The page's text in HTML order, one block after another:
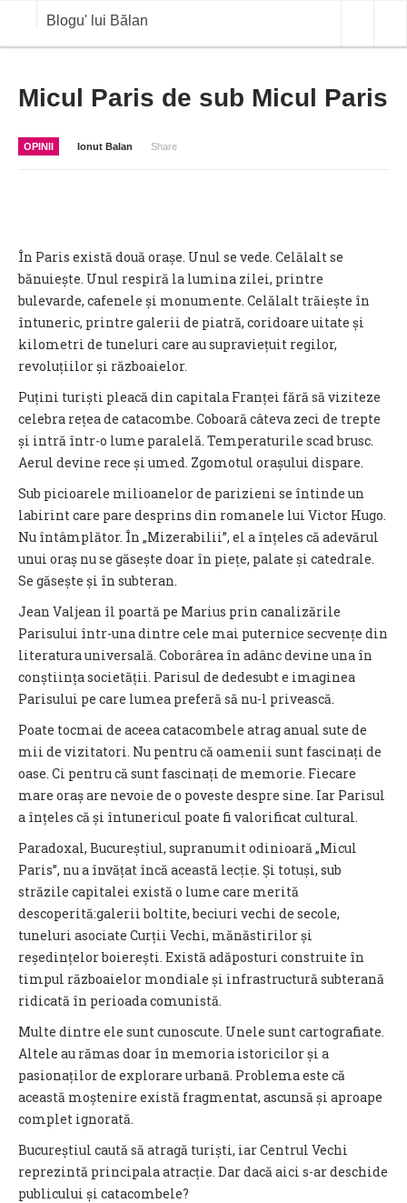
Blogu' lui Bălan
OPINII
COTATII BVB
Micul Paris de sub Micul Paris
OPINII Ionut Balan Share
În Paris există două orașe. Unul se vede. Celălalt se
bănuiește. Unul respiră la lumina zilei, printre
bulevarde, cafenele și monumente. Celălalt trăiește în
întuneric, printre galerii de piatră, coridoare uitate și
kilometri de tuneluri care au supraviețuit regilor,
revoluțiilor și războaielor.
Puțini turiști pleacă din capitala Franței fără să viziteze
celebra rețea de catacombe. Coboară câteva zeci de trepte
și intră într-o lume paralelă. Temperaturile scad brusc.
Aerul devine rece și umed. Zgomotul orașului dispare.
Sub picioarele milioanelor de parizieni se întinde un
labirint care pare desprins din romanele lui Victor Hugo.
Nu întâmplător. În „Mizerabilii”, el a înțeles că adevărul
unui oraș nu se găsește doar în piețe, palate și catedrale.
Se găsește și în subteran.
Jean Valjean îl poartă pe Marius prin canalizările
Parisului într-una dintre cele mai puternice secvențe din
literatura universală. Coborârea în adânc devine una în
conștiința societății. Parisul de dedesubt e imaginea
Parisului pe care lumea preferă să nu-l privească.
Poate tocmai de aceea catacombele atrag anual sute de
mii de vizitatori. Nu pentru că oamenii sunt fascinați de
oase. Ci pentru că sunt fascinați de memorie. Fiecare
mare oraș are nevoie de o poveste despre sine. Iar Parisul
a înțeles că și întunericul poate fi valorificat cultural.
Paradoxal, Bucureștiul, supranumit odinioară „Micul
Paris”, nu a învățat încă această lecție. Și totuși, sub
străzile capitalei există o lume care merită
descoperită:galerii boltite, beciuri vechi de secole,
tuneluri asociate Curții Vechi, mănăstirilor și
reședințelor boierești. Există adăposturi construite în
timpul războaielor mondiale și infrastructură subterană
ridicată în perioada comunistă.
Multe dintre ele sunt cunoscute. Unele sunt cartografiate.
Altele au rămas doar în memoria istoricilor și a
pasionaților de explorare urbană. Problema este că
această moștenire există fragmentat, ascunsă și aproape
complet ignorată.
Bucureștiul caută să atragă turiști, iar Centrul Vechi
reprezintă principala atracție. Dar dacă aici s-ar deschide
publicului și catacombele?